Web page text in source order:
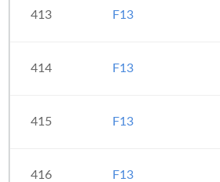
413 F13
414 F13
415 F13
416 F13